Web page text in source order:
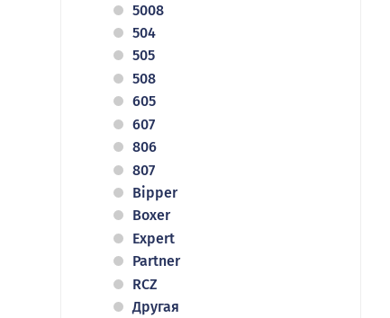
5008
504
505
508
605
607
806
807
Bipper
Boxer
Expert
Partner
RCZ
Другая